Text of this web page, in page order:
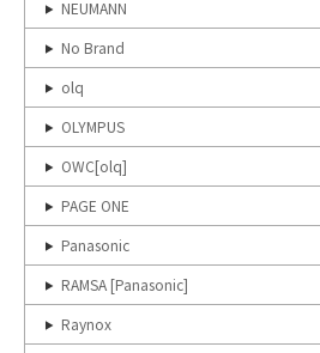
NEUMANN
No Brand
olq
OLYMPUS
OWC[olq]
PAGE ONE
Panasonic
RAMSA [Panasonic]
Raynox